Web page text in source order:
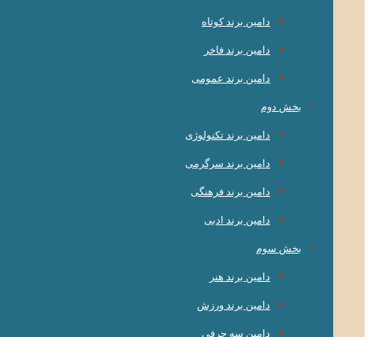
دامین برند کوتاه
دامین برند فاخر
دامین برند عمومی
بخش دوم
دامین برند تکنولوژی
دامین برند سرگرمی
دامین برند فرهنگی
دامین برند ادبی
بخش سوم
دامین برند هنر
دامین برند ورزش
دامین سه حرفی